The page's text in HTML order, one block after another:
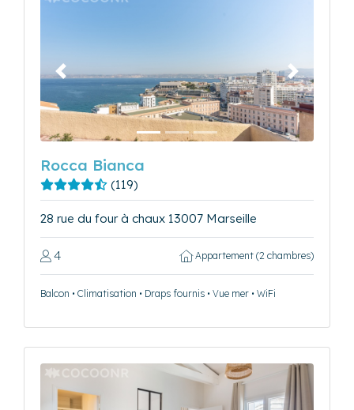
Précédent Suivant
Rocca Bianca
(119)
28 rue du four à chaux 13007 Marseille
4 Appartement (2 chambres)
Balcon • Climatisation • Draps fournis • Vue mer • WiFi